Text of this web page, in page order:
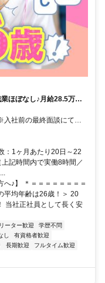
ほぼなし♪月給28.5万円
回★20代・30代の若手メ
して働ける好環境◎
社前の最終面談にて配
：1ヶ月あたり20日～22
記時間内で実働8時間／
♪】 ＊＝＝＝＝＝＝＝＝
平均年齢は26歳！＞ 20
当社正社員として長く安
ーター歓迎
学歴不問
し
有資格者歓迎
長期歓迎
フルタイム歓迎